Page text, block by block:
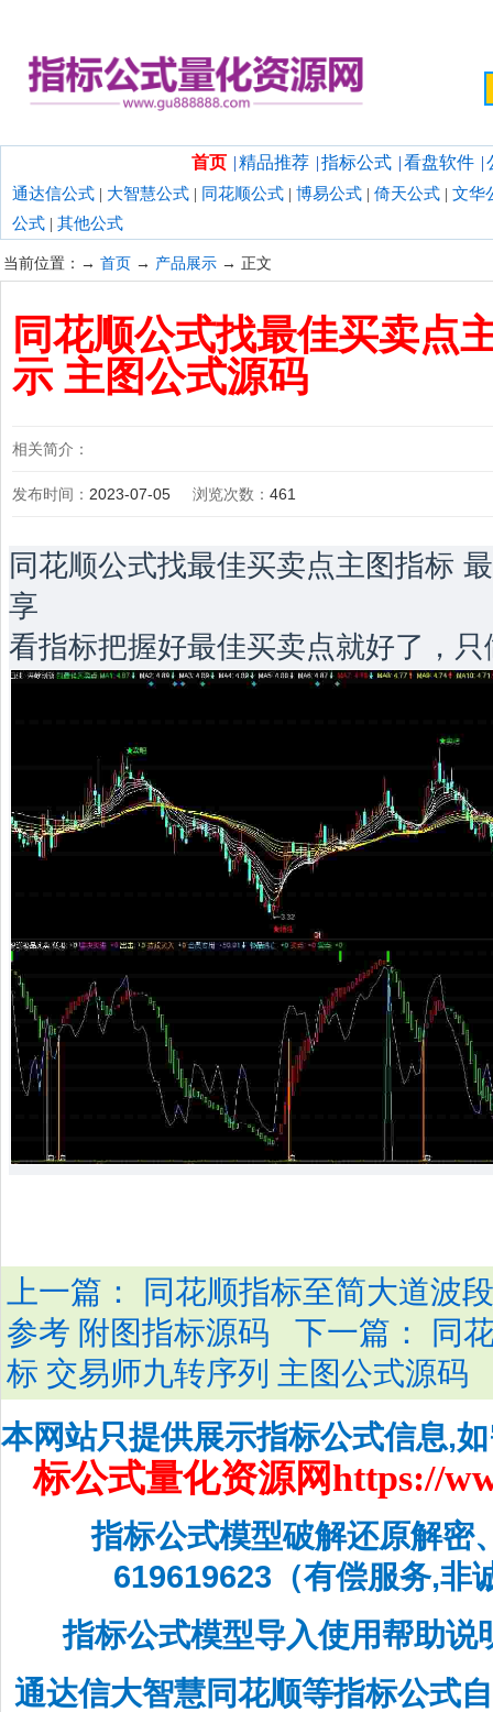
首页 | 精品推荐 | 指标公式 | 看盘软件 |
通达信公式 | 大智慧公式 | 同花顺公式 | 博易公式 | 倚天公式 | 文华
公式 | 其他公式
当前位置：→ 首页 → 产品展示 → 正文
同花顺公式找最佳买卖点
示 主图公式源码
相关简介：
发布时间： 2023-07-05 浏览次数： 461
同花顺公式找最佳买卖点主图指标
享
看指标把握好最佳买卖点就好了，
上一篇：
同花顺指标至简大道波
参考 附图指标源码
下一篇：
同
标 交易师九转序列 主图公式源码
本网站只提供展示指标公式信息,
标公式量化资源网https://
指标公式模型破解还原解密
619619623（有偿服务,非
指标公式模型导入使用帮助说
通达信大智慧同花顺等指标公式